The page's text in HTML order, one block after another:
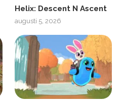
Helix: Descent N Ascent
augusti 5, 2026